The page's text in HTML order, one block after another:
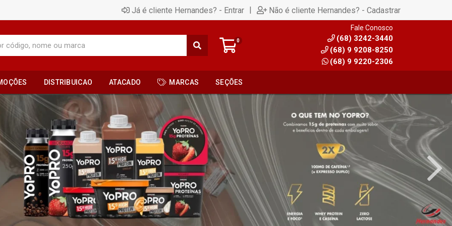
Já é cliente Hernandes? - Entrar | Não é cliente Hernandes? - Cadastrar
0
Fale Conosco
(68) 3242-3440
(68) 9 9208-8250
(68) 9 9220-2306
DISTRIBUICAO ATACADO MARCAS SEÇÕES